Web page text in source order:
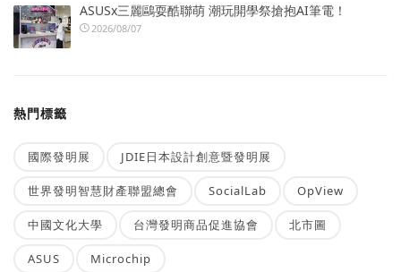
ASUSx三麗鷗耍酷聯萌 潮玩開學祭搶抱AI筆電！
2026/08/07
熱門標籤
國際發明展 JDIE日本設計創意暨發明展
世界發明智慧財產聯盟總會 SocialLab OpView
中國文化大學 台灣發明商品促進協會 北市圖
ASUS Microchip